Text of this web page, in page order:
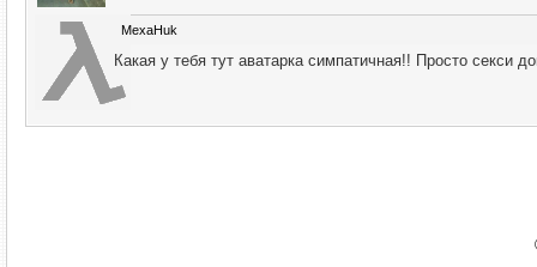
MexaHuk
Какая у тебя тут аватарка симпатичная!! Просто секси